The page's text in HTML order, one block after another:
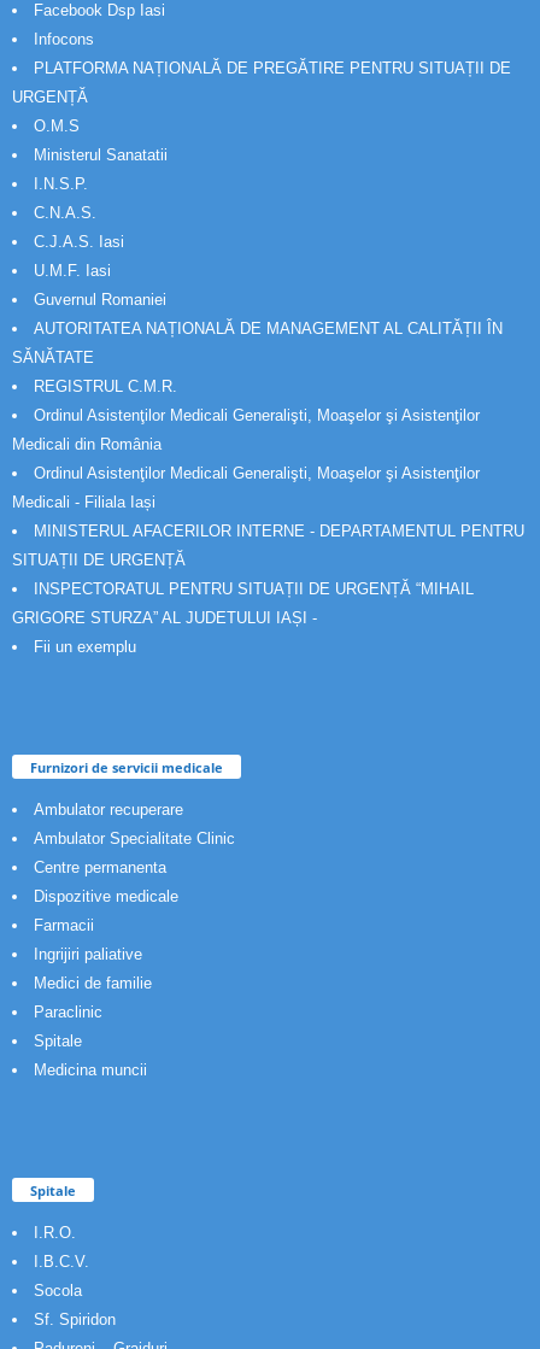
Facebook Dsp Iasi
Infocons
PLATFORMA NAȚIONALĂ DE PREGĂTIRE PENTRU SITUAȚII DE
URGENȚĂ
O.M.S
Ministerul Sanatatii
I.N.S.P.
C.N.A.S.
C.J.A.S. Iasi
U.M.F. Iasi
Guvernul Romaniei
AUTORITATEA NAȚIONALĂ DE MANAGEMENT AL CALITĂȚII ÎN
SĂNĂTATE
REGISTRUL C.M.R.
Ordinul Asistenţilor Medicali Generalişti, Moaşelor şi Asistenţilor
Medicali din România
Ordinul Asistenţilor Medicali Generalişti, Moaşelor şi Asistenţilor
Medicali - Filiala Iași
MINISTERUL AFACERILOR INTERNE - DEPARTAMENTUL PENTRU
SITUAȚII DE URGENȚĂ
INSPECTORATUL PENTRU SITUAȚII DE URGENȚĂ “MIHAIL
GRIGORE STURZA” AL JUDETULUI IAȘI -
Fii un exemplu
Furnizori de servicii medicale
Ambulator recuperare
Ambulator Specialitate Clinic
Centre permanenta
Dispozitive medicale
Farmacii
Ingrijiri paliative
Medici de familie
Paraclinic
Spitale
Medicina muncii
Spitale
I.R.O.
I.B.C.V.
Socola
Sf. Spiridon